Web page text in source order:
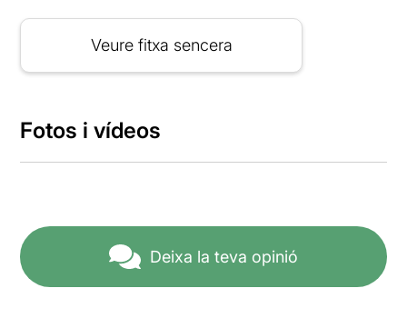
Veure fitxa sencera
Fotos i vídeos
Deixa la teva opinió